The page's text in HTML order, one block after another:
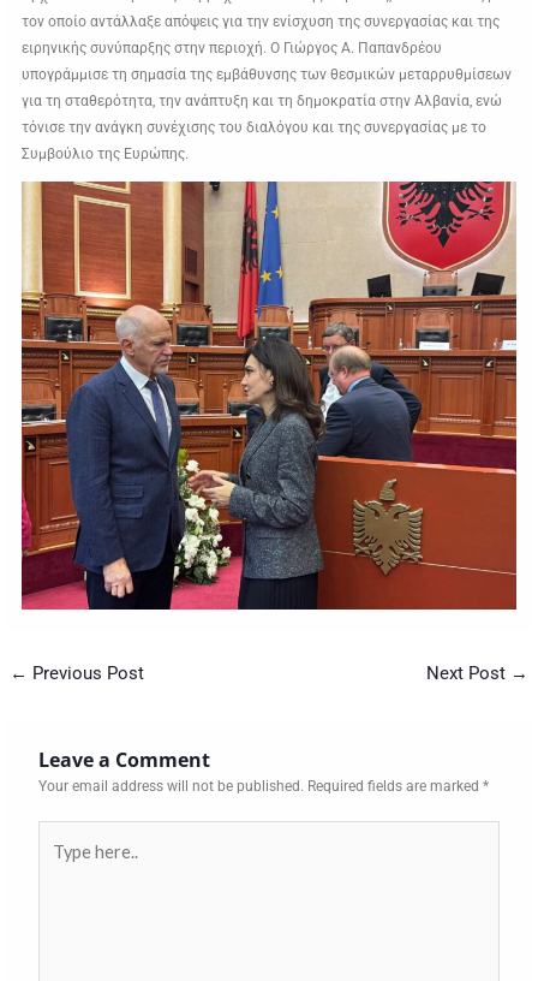
τον οποίο αντάλλαξε απόψεις για την ενίσχυση της συνεργασίας και της
ειρηνικής συνύπαρξης στην περιοχή. Ο Γιώργος Α. Παπανδρέου
υπογράμμισε τη σημασία της εμβάθυνσης των θεσμικών μεταρρυθμίσεων
για τη σταθερότητα, την ανάπτυξη και τη δημοκρατία στην Αλβανία, ενώ
τόνισε την ανάγκη συνέχισης του διαλόγου και της συνεργασίας με το
Συμβούλιο της Ευρώπης.
← Previous Post Next Post →
Leave a Comment
Your email address will not be published. Required fields are marked*
here..